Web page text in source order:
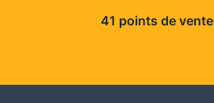
41 points de vente